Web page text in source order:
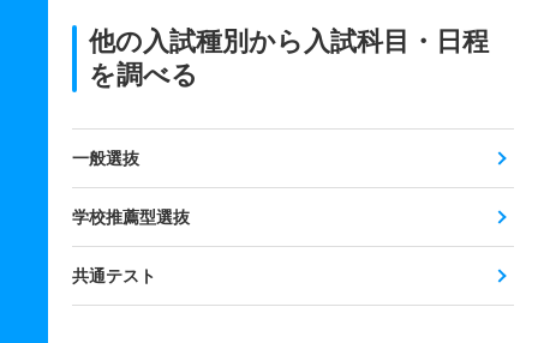
他の入試種別から入試科目・日程
を調べる
一般選抜
学校推薦型選抜
共通テスト